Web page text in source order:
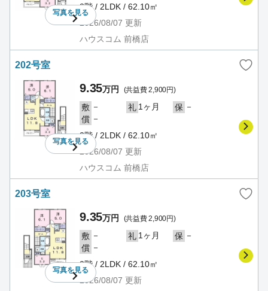
写真を見る
2階 / 2LDK / 62.10㎡
2026/08/07 更新
ハウスコム 前橋店
202号室
写真を見る
9.35万円 (共益費 2,900円)
敷 － 礼 1ヶ月 保 －
償 －
2階 / 2LDK / 62.10㎡
2026/08/07 更新
ハウスコム 前橋店
203号室
写真を見る
9.35万円 (共益費 2,900円)
敷 － 礼 1ヶ月 保 －
償 －
2階 / 2LDK / 62.10㎡
2026/08/07 更新